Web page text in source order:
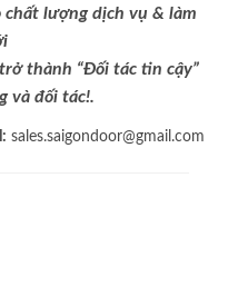
chất lượng dịch vụ & làm
trở thành “Đối tác tin cậy”
và đối tác!.
: sales.saigondoor@gmail.com